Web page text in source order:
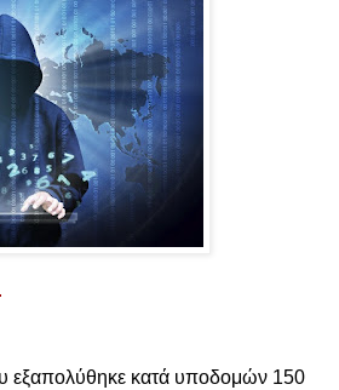
εξαπολύθηκε κατά υποδομών 150